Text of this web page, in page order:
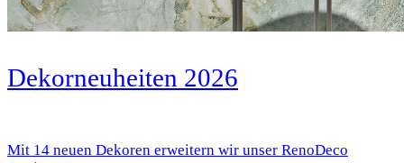
Dekorneuheiten 2026
Mit 14 neuen Dekoren erweitern wir unser RenoDeco